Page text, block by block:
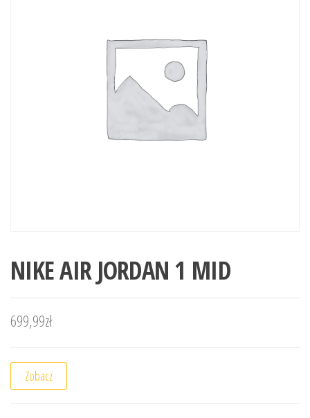
NIKE AIR JORDAN 1 MID
699,99zł
Zobacz